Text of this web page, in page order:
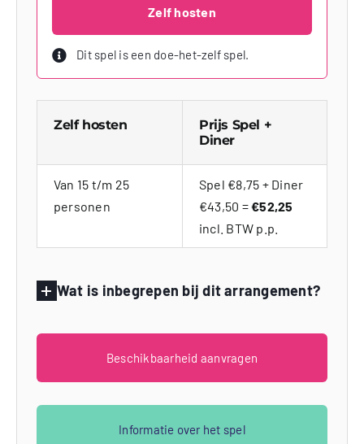
Zelf hosten
Dit spel is een doe-het-zelf spel.
Zelf hosten
Prijs Spel +
Diner
Van 15 t/m 25
personen
Spel €8,75 + Diner
€43,50 =€52,25
incl. BTW p.p.
Wat is inbegrepen bij dit arrangement?
Beschikbaarheid aanvragen
Informatie over het spel